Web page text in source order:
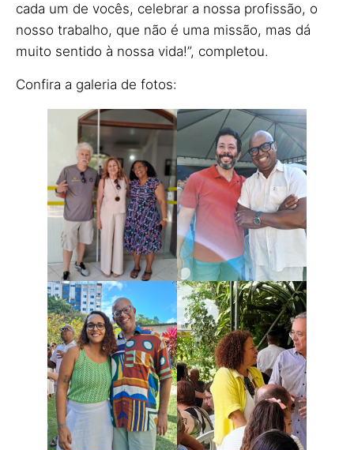
cada um de vocês, celebrar a nossa profissão, o
nosso trabalho, que não é uma missão, mas dá
muito sentido à nossa vida!”, completou.
Confira a galeria de fotos: